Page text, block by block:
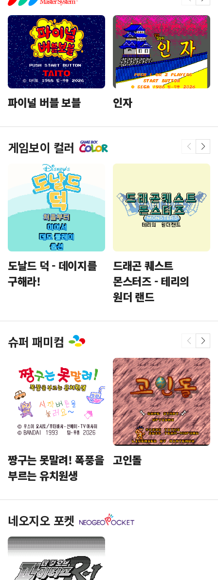
파이널 버블 보블 인자
게임보이 컬러
도날드 덕 - 데이지를
구해라!
드래곤 퀘스트
몬스터즈 - 테리의
원더 랜드
슈퍼 패미컴
짱구는 못말려! 폭풍을
부르는 유치원생
고인돌
네오지오 포켓